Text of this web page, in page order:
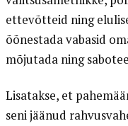
ettevõtteid ning
õõnestada vabasid
mõjutada ning
Lisatakse, et
seni jäänud